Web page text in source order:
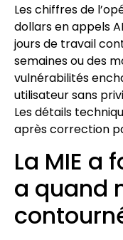
Les chiffres de
dollars en appels
jours de travail
semaines ou des
vulnérabilités
utilisateur sans
Les détails
après correction
La MIE
a quand